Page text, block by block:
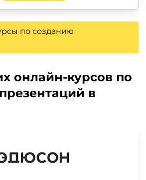
по созданию
онлайн-курсов по
в